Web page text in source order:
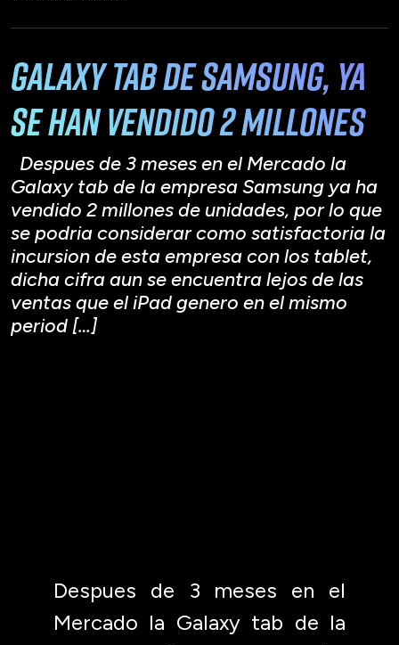
Galaxy Tab de Samsung, ya
se han vendido 2 millones
Despues de 3 meses en el Mercado la
Galaxy tab de la empresa Samsung ya ha
vendido 2 millones de unidades, por lo que
se podria considerar como satisfactoria la
incursion de esta empresa con los tablet,
dicha cifra aun se encuentra lejos de las
ventas que el iPad genero en el mismo
period […]
Despues de 3 meses en el
Mercado la Galaxy tab de la